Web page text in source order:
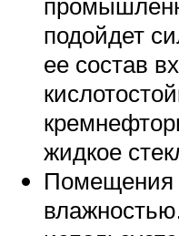
подойдет
ее состав
жидкое
Помещения